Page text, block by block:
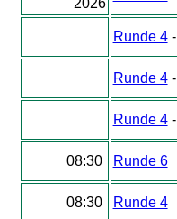
2026
Runde 4-
Runde 4-
Runde 4-
08:30 Runde 6
08:30 Runde 4